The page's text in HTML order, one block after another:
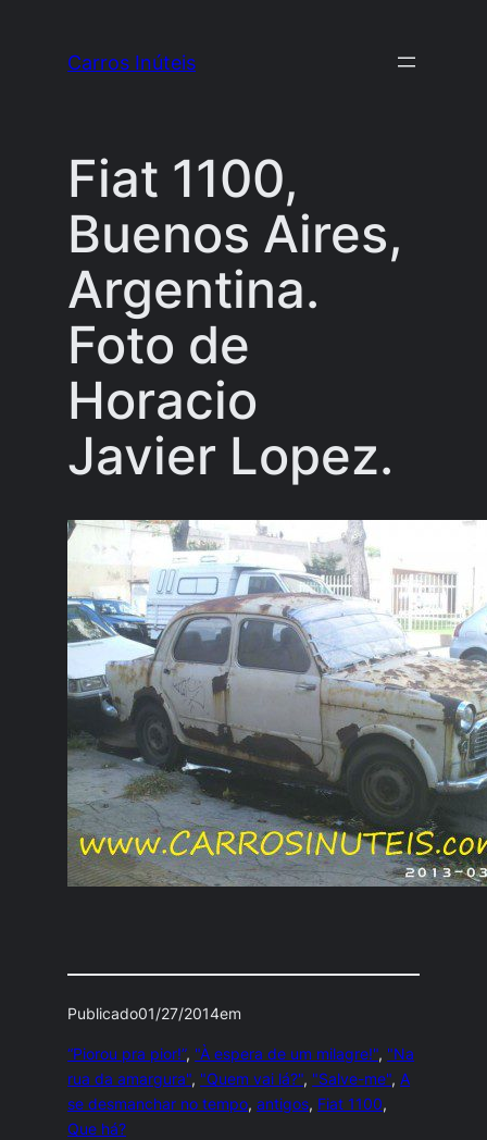
Carros Inúteis
Fiat 1100,
Buenos Aires,
Argentina.
Foto de
Horacio
Javier Lopez.
Publicado01/27/2014em
“Piorou pra pior!”, "À espera de um milagre!", "Na
rua da amargura", "Quem vai lá?", "Salve-me", A
se desmanchar no tempo, antigos, Fiat 1100
Que há?